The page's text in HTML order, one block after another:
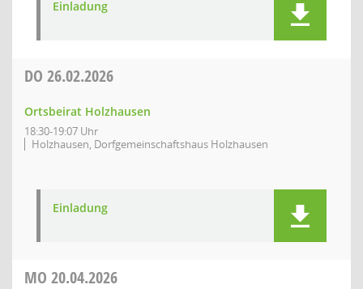
Einladung
DO 26.02.2026
Ortsbeirat Holzhausen
18:30-19:07 Uhr
Holzhausen, Dorfgemeinschaftshaus Holzhausen
Einladung
MO 20.04.2026